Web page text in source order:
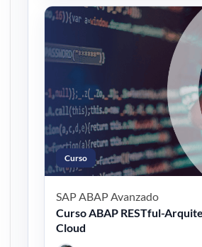
Curso
SAP ABAPAvanzado
Curso ABAP RESTful-
Cloud